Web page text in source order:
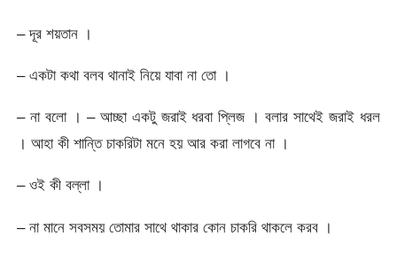
– দূর শয়তান ।
– একটা কথা বলব থানাই নিয়ে যাবা না তো ।
– না বলো । – আচ্ছা একটু জরাই ধরবা প্লিজ । বলার সাথেই জরাই ধরল
। আহা কী শান্তি চাকরিটা মনে হয় আর করা লাগবে না ।
– ওই কী বল্লা ।
– না মানে সবসময় তোমার সাথে থাকার কোন চাকরি থাকলে করব ।